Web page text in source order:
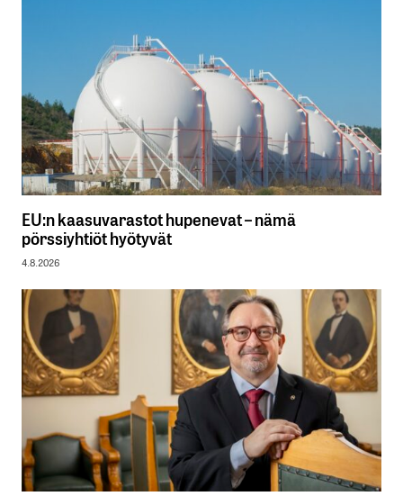
EU:n kaasuvarastot hupenevat – nämä
pörssiyhtiöt hyötyvät
4.8.2026